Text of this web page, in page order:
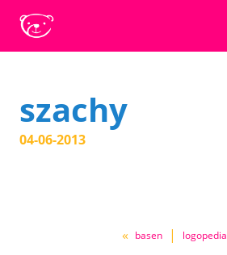
szachy
04-06-2013
« basen | logopedia